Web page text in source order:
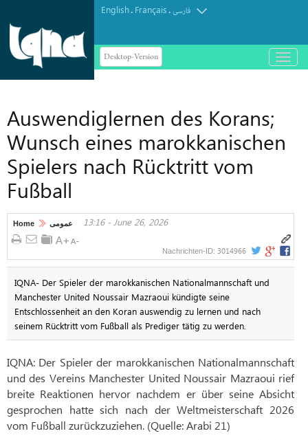
English. Français.فارسی
Desktop-Version
باز
و
Auswendiglernen des Korans;
Wunsch eines marokkanischen
Spielers nach Rücktritt vom
Fußball
Home عمومی 13:16 - June 26, 2026
Nachrichten-ID: 3014966
IQNA- Der Spieler der marokkanischen Nationalmannschaft und
Manchester United Noussair Mazraoui kündigte seine
Entschlossenheit an den Koran auswendig zu lernen und nach
seinem Rücktritt vom Fußball als Prediger tätig zu werden.
IQNA: Der Spieler der marokkanischen Nationalmannschaft
und des Vereins Manchester United Noussair Mazraoui rief
breite Reaktionen hervor nachdem er über seine Absicht
gesprochen hatte sich nach der Weltmeisterschaft 2026
vom Fußball zurückzuziehen. (Quelle: Arabi 21)